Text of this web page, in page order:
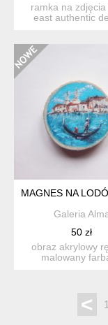
ramka na zdjęcia
east authentic
MAGNES NA
Galeria
50 zł
obraz akrylowy
malowany
< 1